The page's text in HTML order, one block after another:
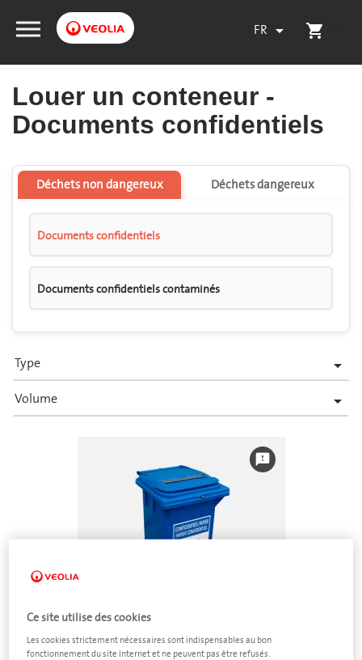
shopping_cart
FR 
Louer un conteneur -
Documents confidentiels
Déchets non dangereux Déchets dangereux
Documents confidentiels
Documents confidentiels contaminés
Type 
Volume 
feedback
Ce site utilise des cookies
Les cookies strictement nécessaires sont indispensables au bon
fonctionnement du site Internet et ne peuvent pas être refusés.